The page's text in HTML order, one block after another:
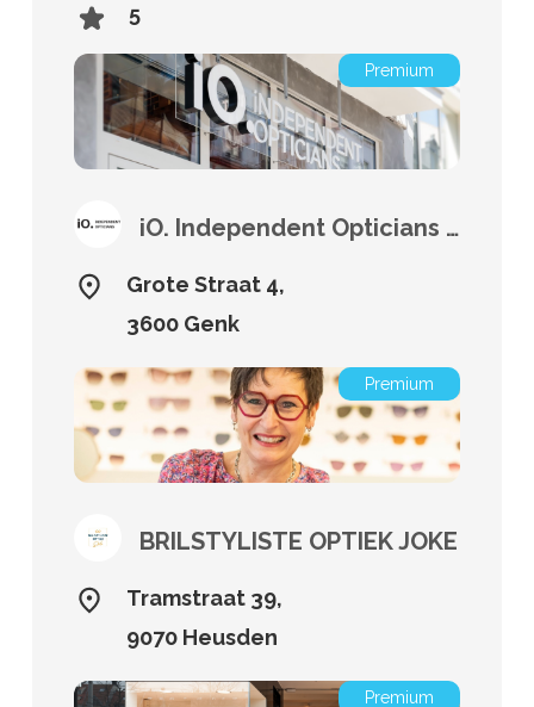
5
Premium
iO. Independent Opticians Genk
Grote Straat 4,
3600 Genk
Premium
BRILSTYLISTE OPTIEK JOKE
Tramstraat 39,
9070 Heusden
Premium